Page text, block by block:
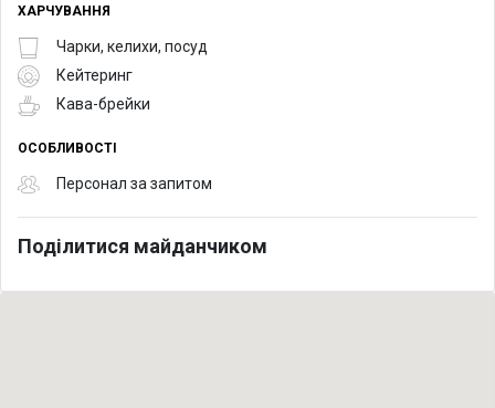
ХАРЧУВАННЯ
Чарки, келихи, посуд
Кейтеринг
Кава-брейки
ОСОБЛИВОСТІ
Персонал за запитом
Поділитися майданчиком